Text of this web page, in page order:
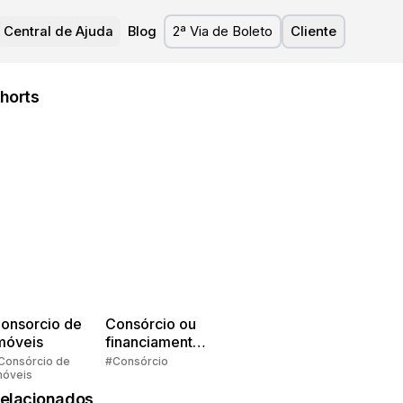
Central de Ajuda Blog 2ª Via de Boleto Cliente
de
de
Consórcio ou
financiamento?
Quem pensa
#Consórcio